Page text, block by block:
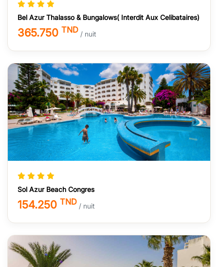
Bel Azur Thalasso & Bungalows( Interdit Aux Celibataires)
365.750 TND / nuit
Sol Azur Beach Congres
154.250 TND / nuit